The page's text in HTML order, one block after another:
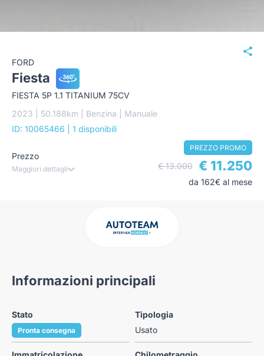
FORD
Fiesta
FIESTA 5P 1.1 TITANIUM 75CV
2023 | 50.188km | Benzina | Manuale
ID: 10065466
| 1 disponibili
Prezzo
Maggiori dettagli
PREZZO PROMO
€ 13.000 € 11.250
da 162€ al mese
Informazioni principali
Stato
Pronta consegna
Tipologia
Usato